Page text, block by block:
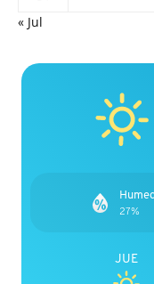
« Jul
27%
JUE